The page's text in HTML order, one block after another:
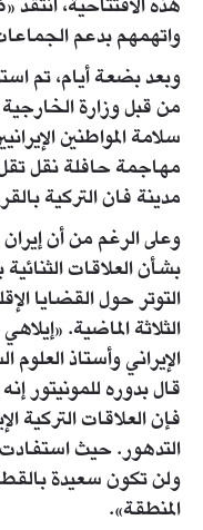
هذه الافتتاحية،
واتهمهم بدعم
وبعد بضعة أيام، تم
من قبل وزارة
سلامة المواطنين
مهاجمة حافلة نقل تقل
مدينة فان التركية
وعلى الرغم من أن
بشأن العلاقات
التوتر حول القضايا
الثلاثة الماضية.
الإيراني وأستاذ
قال بدوره للمونيتور
فإن العلاقات التركية
التدهور. حيث
ولن تكون سعيدة
المنطقة».